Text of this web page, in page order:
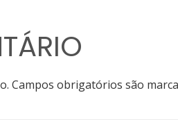
Campos obrigatórios são